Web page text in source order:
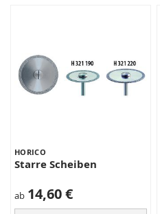
HORICO
Starre Scheiben
ab 14,60 €